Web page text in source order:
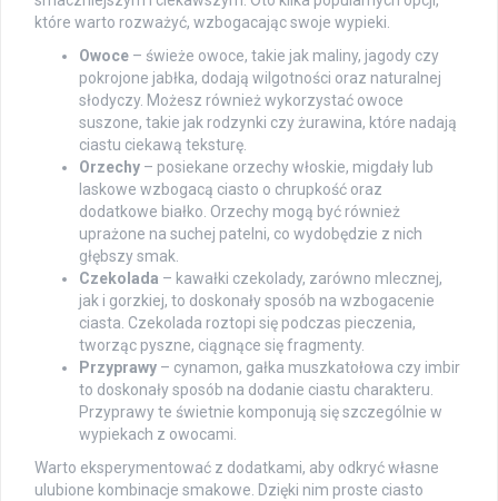
które warto rozważyć, wzbogacając swoje wypieki.
Owoce – świeże owoce, takie jak maliny, jagody czy
pokrojone jabłka, dodają wilgotności oraz naturalnej
słodyczy. Możesz również wykorzystać owoce
suszone, takie jak rodzynki czy żurawina, które nadają
ciastu ciekawą teksturę.
Orzechy – posiekane orzechy włoskie, migdały lub
laskowe wzbogacą ciasto o chrupkość oraz
dodatkowe białko. Orzechy mogą być również
uprażone na suchej patelni, co wydobędzie z nich
głębszy smak.
Czekolada – kawałki czekolady, zarówno mlecznej,
jak i gorzkiej, to doskonały sposób na wzbogacenie
ciasta. Czekolada roztopi się podczas pieczenia,
tworząc pyszne, ciągnące się fragmenty.
Przyprawy – cynamon, gałka muszkatołowa czy imbir
to doskonały sposób na dodanie ciastu charakteru.
Przyprawy te świetnie komponują się szczególnie w
wypiekach z owocami.
Warto eksperymentować z dodatkami, aby odkryć własne
ulubione kombinacje smakowe. Dzięki nim proste ciasto